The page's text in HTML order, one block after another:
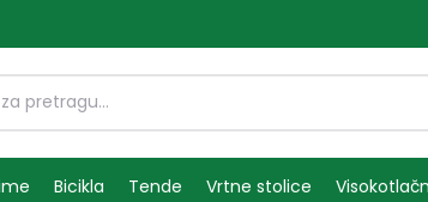
Bicikla Tende Vrtne stolice